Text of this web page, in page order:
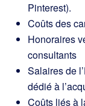
Pinterest).
Coûts des
Honoraires
consultants
Salaires de
dédié à
Coûts liés à